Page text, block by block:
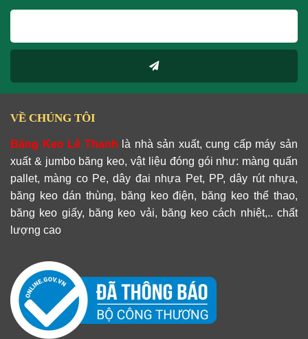
VỀ CHÚNG TÔI
Băng Keo Lê Thanh là nhà sản xuất, cung cấp máy sản
xuất & jumbo băng keo, vật liệu đóng gói như: màng quấn
pallet, màng co Pe, dây đai nhựa Pet, PP, dây rút nhựa,
băng keo dán thùng, băng keo điện, băng keo thể thao,
băng keo giấy, băng keo vải, băng keo cách nhiệt,.. chất
lượng cao